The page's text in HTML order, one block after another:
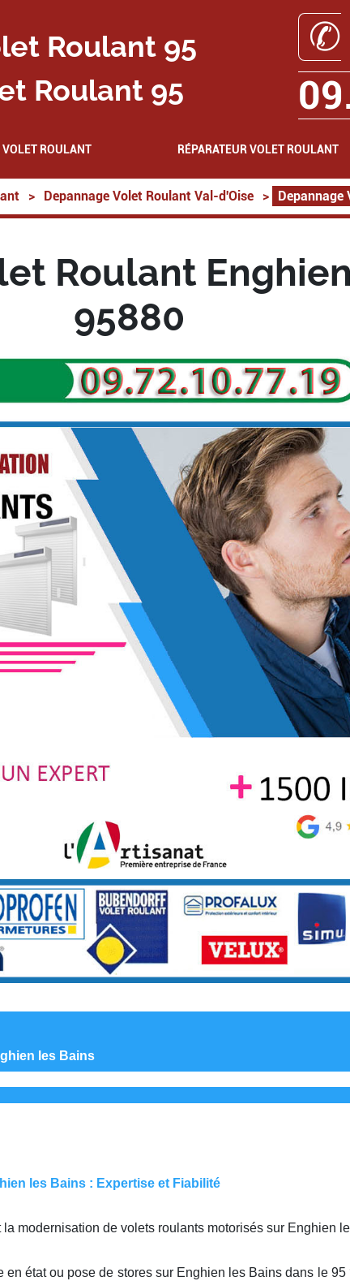
Roulant 95
✆
VOLET ROULANT RÉPARATEUR VOLET ROULANT
> Depannage Volet Roulant Val-d'Oise > Depannage
Roulant
95880
les Bains
les Bains : Expertise et Fiabilité
modernisation de volets roulants motorisés sur Enghien
en état ou pose de stores sur Enghien les Bains dans le